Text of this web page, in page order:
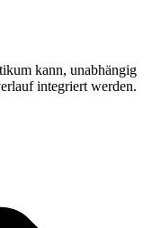
kann, unabhängig
integriert werden.